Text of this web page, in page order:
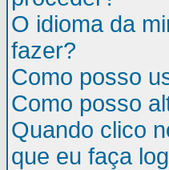
O idioma da
fazer?
Como posso
Como posso
Quando clico
que eu faça